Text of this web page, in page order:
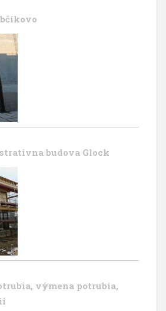
budova Glock
výmena potrubia,